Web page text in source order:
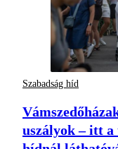
Szabadság híd
uszályok – itt a